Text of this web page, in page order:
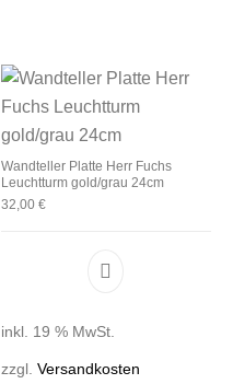
Wandteller Platte Herr Fuchs
Leuchtturm gold/grau 24cm
32,00 €
inkl. 19 % MwSt.
zzgl. Versandkosten